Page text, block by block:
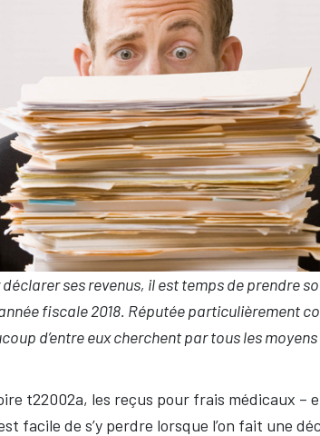
déclarer ses revenus, il est temps de prendre
fiscale 2018. Réputée particulièrement
d’entre eux cherchent par tous les
t22002a, les reçus pour frais médicaux –
facile de s’y perdre lorsque l’on fait une